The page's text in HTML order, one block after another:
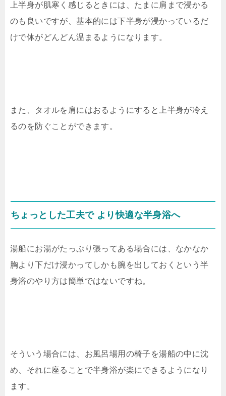
上半身が肌寒く感じるときには、たまに肩まで浸かる
のも良いですが、基本的には下半身が浸かっているだ
けで体がどんどん温まるようになります。
また、タオルを肩にはおるようにすると上半身が冷え
るのを防ぐことができます。
ちょっとした工夫で より快適な半身浴へ
湯船にお湯がたっぷり張ってある場合には、なかなか
胸より下だけ浸かってしかも腕を出しておくという半
身浴のやり方は簡単ではないですね。
そういう場合には、お風呂場用の椅子を湯船の中に沈
め、それに座ることで半身浴が楽にできるようになり
ます。